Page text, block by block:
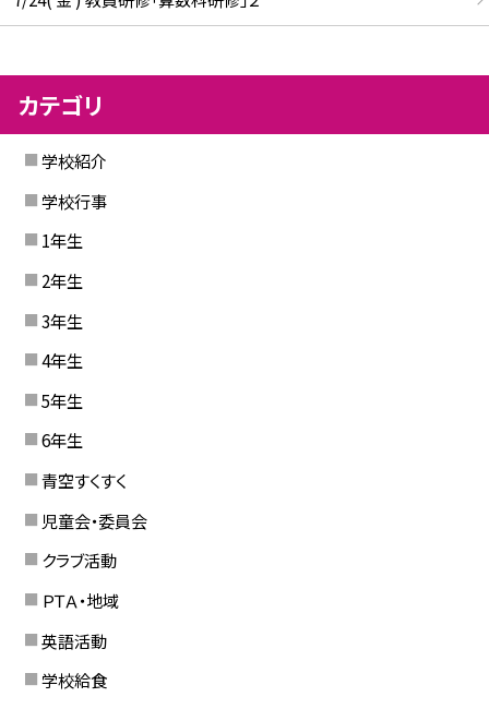
カテゴリ
学校紹介
学校行事
1年生
2年生
3年生
4年生
5年生
6年生
青空すくすく
児童会・委員会
クラブ活動
ＰＴＡ・地域
英語活動
学校給食